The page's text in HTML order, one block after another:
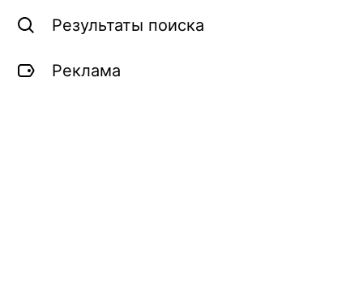
Результаты поиска
Реклама